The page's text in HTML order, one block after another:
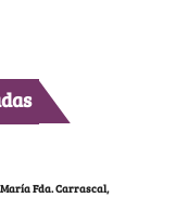
Fda. Carrascal,